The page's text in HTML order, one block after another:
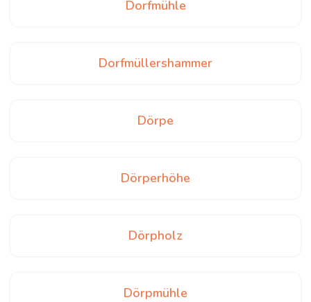
Dorfmühle
Dorfmüllershammer
Dörpe
Dörperhöhe
Dörpholz
Dörpmühle